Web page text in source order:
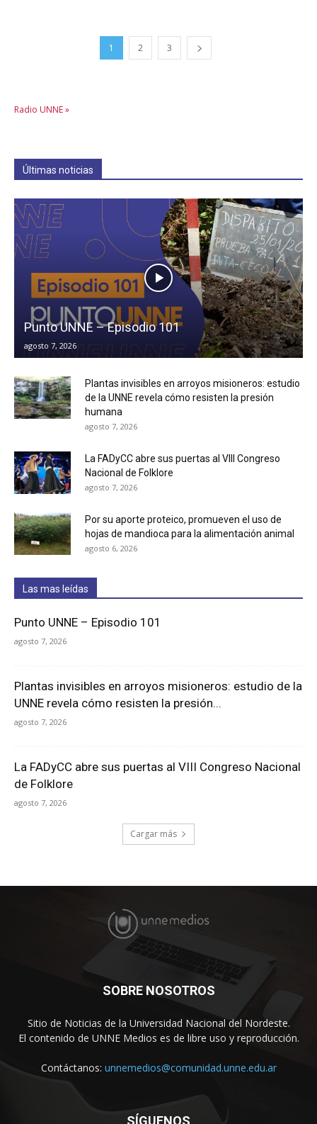
1 2 3
Radio UNNE »
Últimas noticias
Punto UNNE – Episodio 101
agosto 7, 2026
Plantas invisibles en arroyos misioneros: estudio
de la UNNE revela cómo resisten la presión
humana
agosto 7, 2026
La FADyCC abre sus puertas al VIII Congreso
Nacional de Folklore
agosto 7, 2026
Por su aporte proteico, promueven el uso de
hojas de mandioca para la alimentación animal
agosto 6, 2026
Las mas leídas
Punto UNNE – Episodio 101
agosto 7, 2026
Plantas invisibles en arroyos misioneros: estudio de la
UNNE revela cómo resisten la presión...
agosto 7, 2026
La FADyCC abre sus puertas al VIII Congreso Nacional
de Folklore
agosto 7, 2026
Cargar más
SOBRE NOSOTROS
Sitio de Noticias de la Universidad Nacional del Nordeste.
El contenido de UNNE Medios es de libre uso y reproducción.
Contáctanos: unnemedios@comunidad.unne.edu.ar
SÍGUENOS